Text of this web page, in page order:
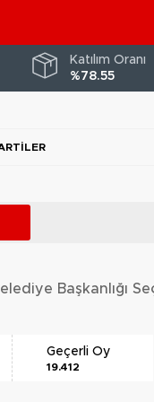
Katılım Oranı
%78.55
Başkanlığı
Geçerli Oy
19.412